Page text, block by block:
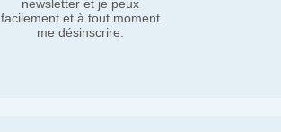
newsletter et je peux
facilement et à tout moment
me désinscrire.